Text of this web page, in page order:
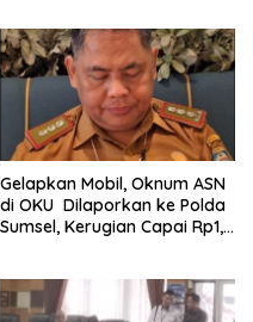
Gelapkan Mobil, Oknum ASN
di OKU Dilaporkan ke Polda
Sumsel, Kerugian Capai Rp1,2